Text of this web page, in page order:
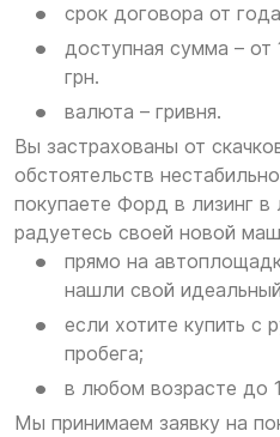
срок договора от
доступная сумма –
грн.
валюта – гривня.
Вы застрахованы от
обстоятельств
покупаете Форд в лизинг
радуетесь своей новой
прямо на
нашли свой
если хотите купить с
пробега;
в любом возрасте до
Мы принимаем заявку на